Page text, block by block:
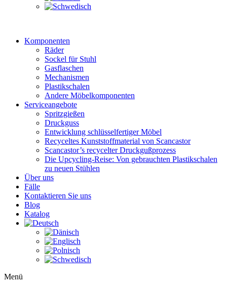
Komponenten
Räder
Sockel für Stuhl
Gasflaschen
Mechanismen
Plastikschalen
Andere Möbelkomponenten
Serviceangebote
Spritzgießen
Druckguss
Entwicklung schlüsselfertiger Möbel
Recyceltes Kunststoffmaterial von Scancastor
Scancastor’s recycelter Druckgußprozess
Die Upcycling-Reise: Von gebrauchten Plastikschalen
zu neuen Stühlen
Über uns
Fälle
Kontaktieren Sie uns
Blog
Katalog
Menü